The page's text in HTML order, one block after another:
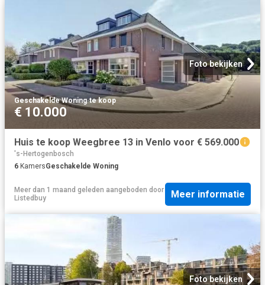
Foto bekijken
Geschakelde Woning·te koop
€ 10.000
Huis te koop Weegbree 13 in Venlo voor € 569.000
's-Hertogenbosch
6 KamersGeschakelde Woning
Meer dan 1 maand geleden aangeboden door
Listedbuy
Meer informatie
Foto bekijken